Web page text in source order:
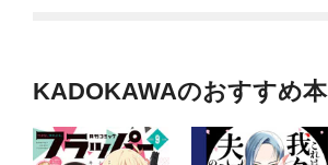
KADOKAWAのおすすめ本